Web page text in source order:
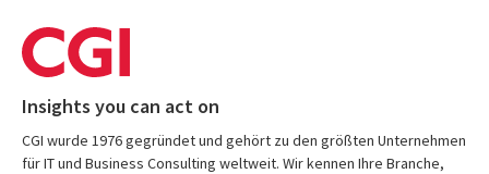
Insights you can act on
CGI wurde 1976 gegründet und gehört zu den größten Unternehmen
für IT und Business Consulting weltweit. Wir kennen Ihre Branche,